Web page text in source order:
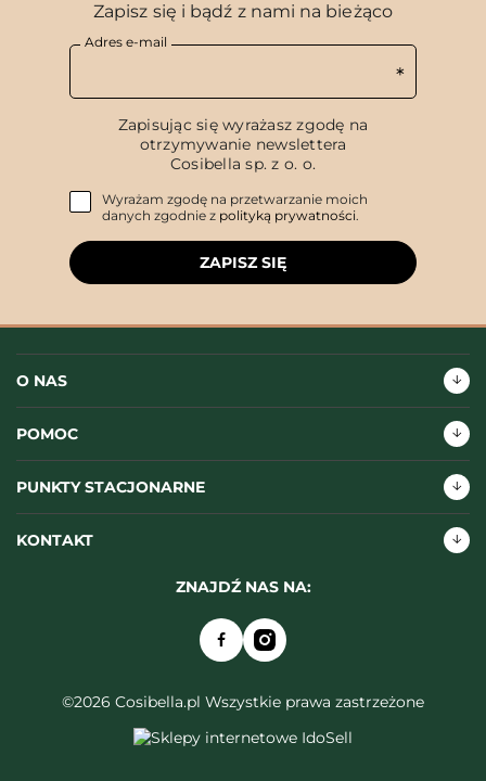
Zapisz się i bądź z nami na bieżąco
Adres e-mail
Zapisując się wyrażasz zgodę na
otrzymywanie newslettera
Cosibella sp. z o. o.
Wyrażam zgodę na przetwarzanie moich
danych zgodnie z polityką prywatności.
ZAPISZ SIĘ
O NAS
POMOC
PUNKTY STACJONARNE
KONTAKT
ZNAJDŹ NAS NA:
©2026 Cosibella.pl Wszystkie prawa zastrzeżone